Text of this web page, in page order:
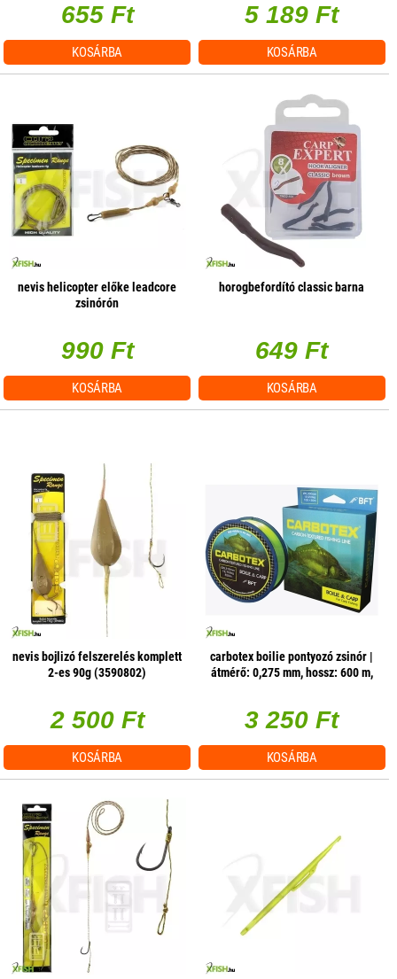
655 Ft
KOSÁRBA
5 189 Ft
KOSÁRBA
nevis helicopter előke leadcore
zsinórón
990 Ft
KOSÁRBA
horogbefordító classic barna
649 Ft
KOSÁRBA
nevis bojlizó felszerelés komplett
2-es 90g (3590802)
2 500 Ft
KOSÁRBA
carbotex boilie pontyozó zsinór |
átmérő: 0,275 mm, hossz: 600 m,
3 250 Ft
KOSÁRBA